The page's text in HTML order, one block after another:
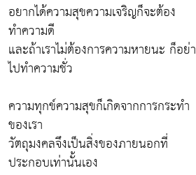
อยากได้ความสุขความเจริญก็จะต้อง
ทำความดี
และถ้าเราไม่ต้องการความหายนะ ก็อย่า
ไปทำความชั่ว
ความทุกข์ความสุขก็เกิดจากการกระทำ
ของเรา
วัตถุมงคลจึงเป็นสิ่งของภายนอกที่
ประกอบเท่านั้นเอง